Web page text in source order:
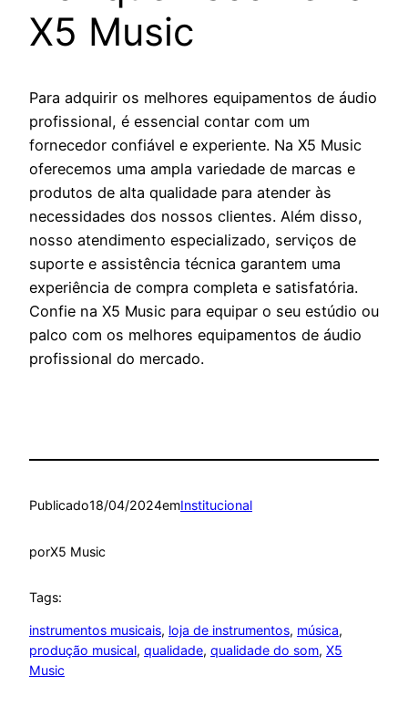
X5 Music
Para adquirir os melhores equipamentos de áudio
profissional, é essencial contar com um
fornecedor confiável e experiente. Na X5 Music
oferecemos uma ampla variedade de marcas e
produtos de alta qualidade para atender às
necessidades dos nossos clientes. Além disso,
nosso atendimento especializado, serviços de
suporte e assistência técnica garantem uma
experiência de compra completa e satisfatória.
Confie na X5 Music para equipar o seu estúdio ou
palco com os melhores equipamentos de áudio
profissional do mercado.
Publicado18/04/2024emInstitucional
porX5 Music
Tags:
instrumentos musicais, loja de instrumentos, música
produção musical, qualidade, qualidade do som, X5
Music